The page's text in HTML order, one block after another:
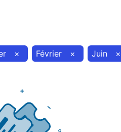
× Février × Juin ×